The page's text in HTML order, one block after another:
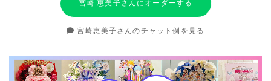
宮崎 恵美子さんにオーダーする
宮崎恵美子さんのチャット例を見る